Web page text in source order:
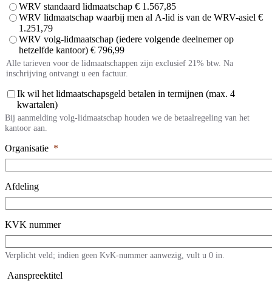
WRV standaard lidmaatschap € 1.567,85
WRV lidmaatschap waarbij men al A-lid is van de WRV-asiel €
1.251,79
WRV volg-lidmaatschap (iedere volgende deelnemer op
hetzelfde kantoor) € 796,99
Alle tarieven voor de lidmaatschappen zijn exclusief 21% btw. Na
inschrijving ontvangt u een factuur.
Ik wil het lidmaatschapsgeld betalen in termijnen (max. 4
kwartalen)
Bij aanmelding volg-lidmaatschap houden we de betaalregeling van het
kantoor aan.
Organisatie *
Afdeling
KVK nummer
Verplicht veld; indien geen KvK-nummer aanwezig, vult u 0 in.
Contact
Aanspreektitel